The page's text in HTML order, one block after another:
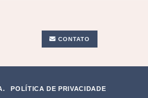
CONTATO
POLÍTICA DE PRIVACIDADE